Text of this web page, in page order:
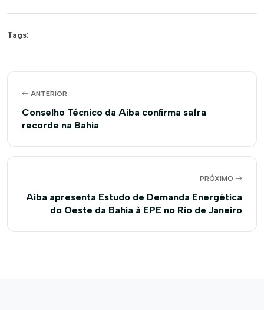
Tags:
ANTERIOR
Conselho Técnico da Aiba confirma safra
recorde na Bahia
PRÓXIMO
Aiba apresenta Estudo de Demanda Energética
do Oeste da Bahia à EPE no Rio de Janeiro